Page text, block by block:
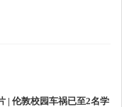
| 伦敦校园车祸已至2名学